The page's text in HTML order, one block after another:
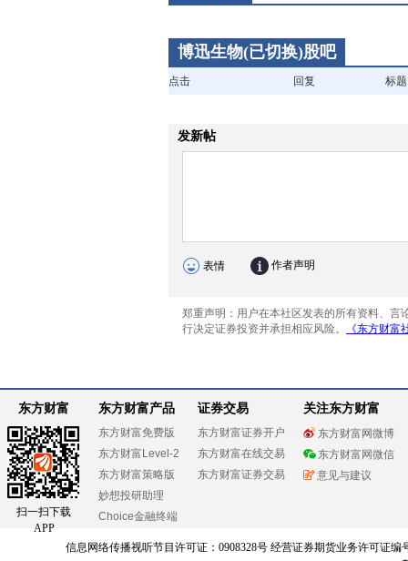
博迅生物(已切换)股吧
点击 回复 标题
东方财富
扫一扫下载
APP
东方财富产品
东方财富免费版
东方财富Level-2
东方财富策略版
妙想投研助理
Choice金融终端
证券交易
东方财富证券开户
东方财富在线交易
东方财富证券交易
关注东方财富
东方财富网微博
东方财富网微信
意见与建议
信息网络传播视听节目许可证：0908328号 经营证券期货业务许可证编